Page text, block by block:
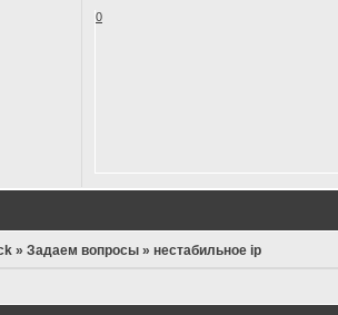
0
»Задаем вопросы »нестабильное ip